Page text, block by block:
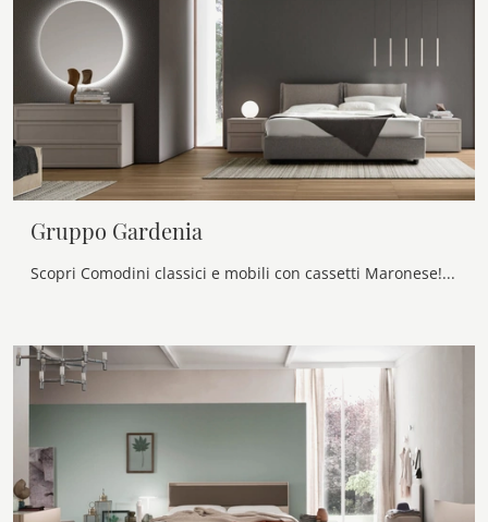
Gruppo Gardenia
Scopri Comodini classici e mobili con cassetti Maronese! Il modello Gruppo Gardenia realizzato in laccato opaco è il miglior acquisto.